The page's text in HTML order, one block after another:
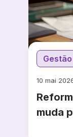
10 mai
muda